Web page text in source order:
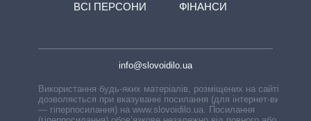
ВСІ ПЕРСОНИ
ФІНАНСИ
info@slovoidilo.ua
Використання будь-яких матеріалів, розміщених на сайті,
дозволяється при вказуванні посилання (для інтернет-видань
— гіперпосилання) на www.slovoidilo.ua. Посилання